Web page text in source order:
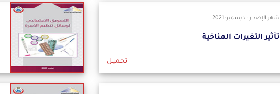
شهر الإصدار : ديسمبر-2021
تأثير التغيرات المناخية
تحميل